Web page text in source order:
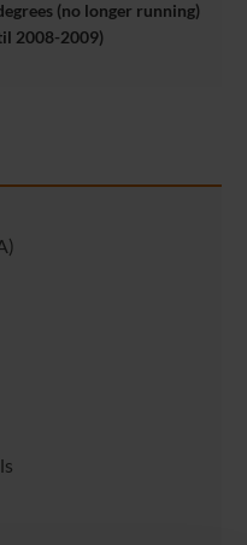
(no longer running)
2008-2009)